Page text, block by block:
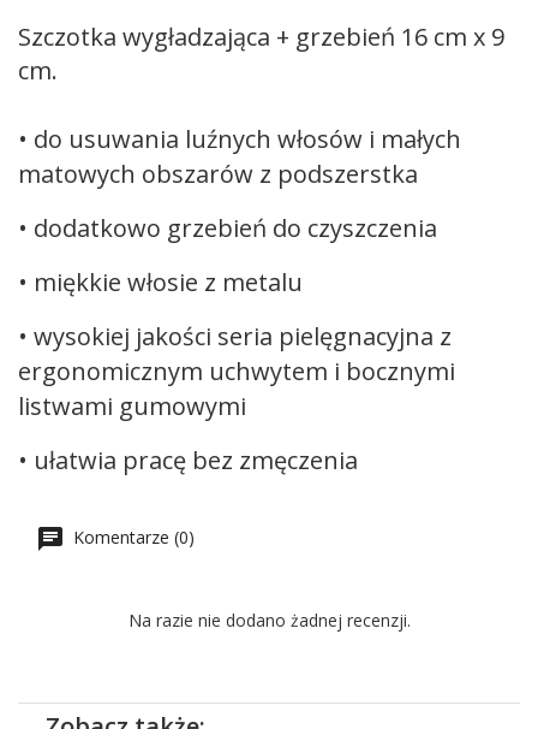
Szczotka wygładzająca + grzebień 16 cm x 9
cm.
• do usuwania luźnych włosów i małych
matowych obszarów z podszerstka
• dodatkowo grzebień do czyszczenia
• miękkie włosie z metalu
• wysokiej jakości seria pielęgnacyjna z
ergonomicznym uchwytem i bocznymi
listwami gumowymi
• ułatwia pracę bez zmęczenia
Komentarze (0)
Na razie nie dodano żadnej recenzji.